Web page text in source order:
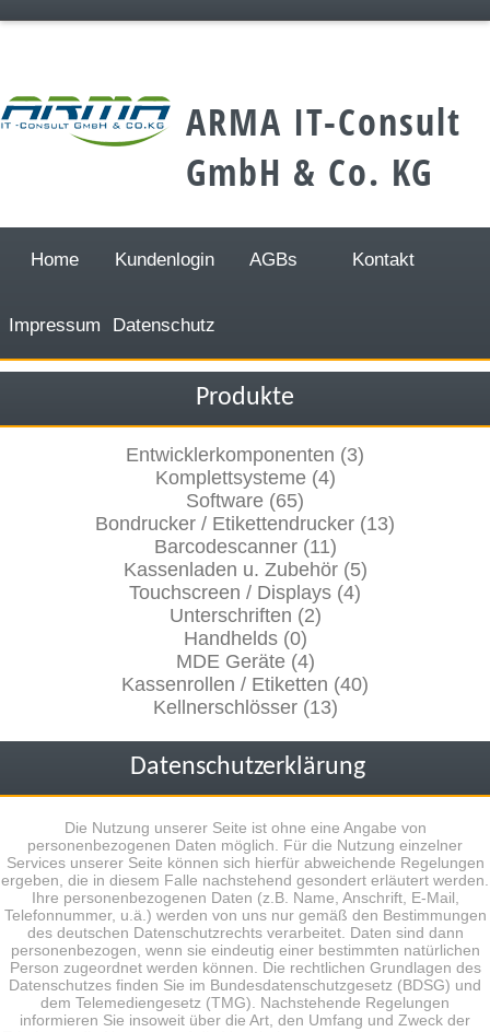
ARMA IT-Consult
GmbH & Co. KG
Home Kundenlogin AGBs Kontakt
Impressum Datenschutz
Produkte
Entwicklerkomponenten (3)
Komplettsysteme (4)
Software (65)
Bondrucker / Etikettendrucker (13)
Barcodescanner (11)
Kassenladen u. Zubehör (5)
Touchscreen / Displays (4)
Unterschriften (2)
Handhelds (0)
MDE Geräte (4)
Kassenrollen / Etiketten (40)
Kellnerschlösser (13)
Datenschutzerklärung
Die Nutzung unserer Seite ist ohne eine Angabe von
personenbezogenen Daten möglich. Für die Nutzung einzelner
Services unserer Seite können sich hierfür abweichende Regelungen
ergeben, die in diesem Falle nachstehend gesondert erläutert werden.
Ihre personenbezogenen Daten (z.B. Name, Anschrift, E-Mail,
Telefonnummer, u.ä.) werden von uns nur gemäß den Bestimmungen
des deutschen Datenschutzrechts verarbeitet. Daten sind dann
personenbezogen, wenn sie eindeutig einer bestimmten natürlichen
Person zugeordnet werden können. Die rechtlichen Grundlagen des
Datenschutzes finden Sie im Bundesdatenschutzgesetz (BDSG) und
dem Telemediengesetz (TMG). Nachstehende Regelungen
informieren Sie insoweit über die Art, den Umfang und Zweck der